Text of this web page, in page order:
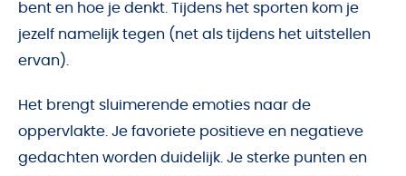
bent en hoe je denkt. Tijdens het sporten kom je
jezelf namelijk tegen (net als tijdens het uitstellen
ervan).
Het brengt sluimerende emoties naar de
oppervlakte. Je favoriete positieve en negatieve
gedachten worden duidelijk. Je sterke punten en